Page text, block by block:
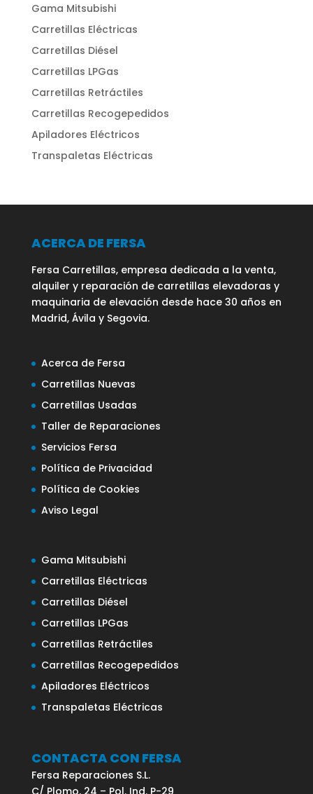
Gama Mitsubishi
Carretillas Eléctricas
Carretillas Diésel
Carretillas LPGas
Carretillas Retráctiles
Carretillas Recogepedidos
Apiladores Eléctricos
Transpaletas Eléctricas
ACERCA DE FERSA
Fersa Carretillas, empresa dedicada a la venta,
alquiler y reparación de carretillas elevadoras y
maquinaria de elevación desde hace 30 años en
Madrid, Ávila y Segovia.
Acerca de Fersa
Carretillas Nuevas
Carretillas Usadas
Taller de Reparaciones
Servicios Fersa
Política de Privacidad
Política de Cookies
Aviso Legal
Gama Mitsubishi
Carretillas Eléctricas
Carretillas Diésel
Carretillas LPGas
Carretillas Retráctiles
Carretillas Recogepedidos
Apiladores Eléctricos
Transpaletas Eléctricas
CONTACTA CON FERSA
Fersa Reparaciones S.L.
C/ Plomo, 24 – Pol. Ind. P-29